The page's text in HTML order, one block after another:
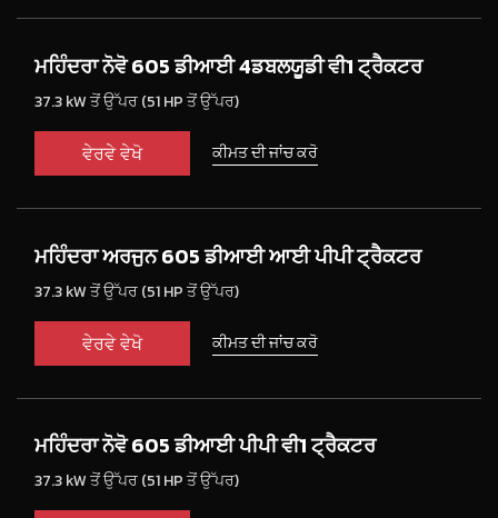
ਮਹਿੰਦਰਾ ਨੋਵੋ 605 ਡੀਆਈ 4ਡਬਲਯੂਡੀ ਵੀ1 ਟ੍ਰੈਕਟਰ
37.3 kW ਤੋਂ ਉੱਪਰ (51 HP ਤੋਂ ਉੱਪਰ)
ਵੇਰਵੇ ਵੇਖੋ ਕੀਮਤ ਦੀ ਜਾਂਚ ਕਰੋ
ਮਹਿੰਦਰਾ ਅਰਜੁਨ 605 ਡੀਆਈ ਆਈ ਪੀਪੀ ਟ੍ਰੈਕਟਰ
37.3 kW ਤੋਂ ਉੱਪਰ (51 HP ਤੋਂ ਉੱਪਰ)
ਵੇਰਵੇ ਵੇਖੋ ਕੀਮਤ ਦੀ ਜਾਂਚ ਕਰੋ
ਮਹਿੰਦਰਾ ਨੋਵੋ 605 ਡੀਆਈ ਪੀਪੀ ਵੀ1 ਟ੍ਰੈਕਟਰ
37.3 kW ਤੋਂ ਉੱਪਰ (51 HP ਤੋਂ ਉੱਪਰ)